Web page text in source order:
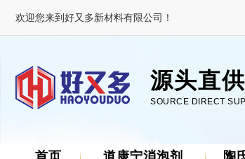
欢迎您来到好又多新材料有限公司！
源头直
SOURCE DIRECT
首页 道康宁消泡剂 陶